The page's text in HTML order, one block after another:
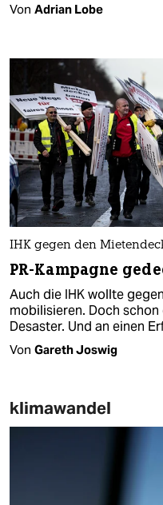
Von Adrian Lobe
IHK gegen den
PR-Kampagne
Auch die IHK wollte
mobilisieren. Doch
Desaster. Und an einen
Von Gareth Joswig
klimawandel